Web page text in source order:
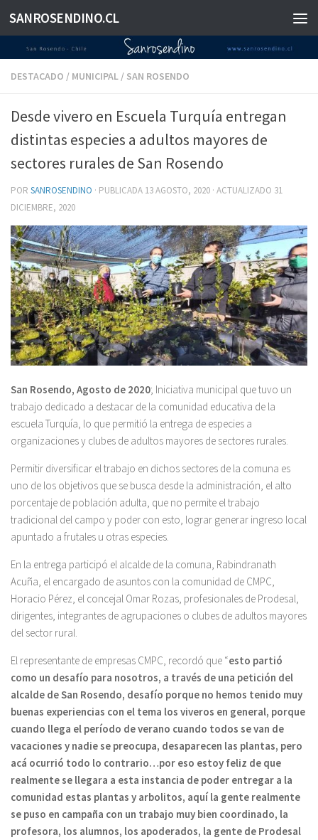
Saltar al contenido
SANROSENDINO.CL
DESTACADO / MUNICIPAL / SAN ROSENDO
Desde vivero en Escuela Turquía entregan
distintas especies a adultos mayores de
sectores rurales de San Rosendo
POR SANROSENDINO · PUBLICADA 13 AGOSTO, 2020 · ACTUALIZADO 31
DICIEMBRE, 2020
San Rosendo, Agosto de 2020; Iniciativa municipal que tuvo un
trabajo dedicado a destacar de la comunidad educativa de la
escuela Turquía, lo que permitió la entrega de especies a
organizaciones y clubes de adultos mayores de sectores rurales.
Permitir diversificar el trabajo en dichos sectores de la comuna es
uno de los objetivos que se busca desde la administración, el alto
porcentaje de población adulta, que no permite el trabajo
tradicional del campo y poder con esto, lograr generar ingreso local
apuntado a frutales u otras especies.
En la entrega participó el alcalde de la comuna, Rabindranath
Acuña, el encargado de asuntos con la comunidad de CMPC,
Horacio Pérez, el concejal Omar Rozas, profesionales de Prodesal,
dirigentes, integrantes de agrupaciones o clubes de adultos mayores
del sector rural.
El representante de empresas CMPC, recordó que “esto partió
como un desafío para nosotros, a través de una petición del
alcalde de San Rosendo, desafío porque no hemos tenido muy
buenas experiencias con el tema los viveros en general, porque
cuando llega el período de verano cuando todos se van de
vacaciones y nadie se preocupa, desaparecen las plantas, pero
acá ocurrió todo lo contrario…por eso estoy feliz de que
realmente se llegara a esta instancia de poder entregar a la
comunidad estas plantas y arbolitos, aquí la gente realmente
se puso en campaña con un trabajo muy bien coordinado, la
profesora, los alumnos, los apoderados, la gente de Prodesal